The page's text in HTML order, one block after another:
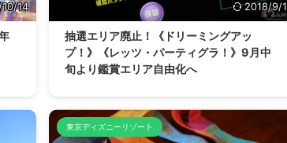
14 2018/9/1
抽選エリア廃止！《ドリーミングアッ
プ！》《レッツ・パーティグラ！》9月中
旬より鑑賞エリア自由化へ
東京ディズニーリゾート